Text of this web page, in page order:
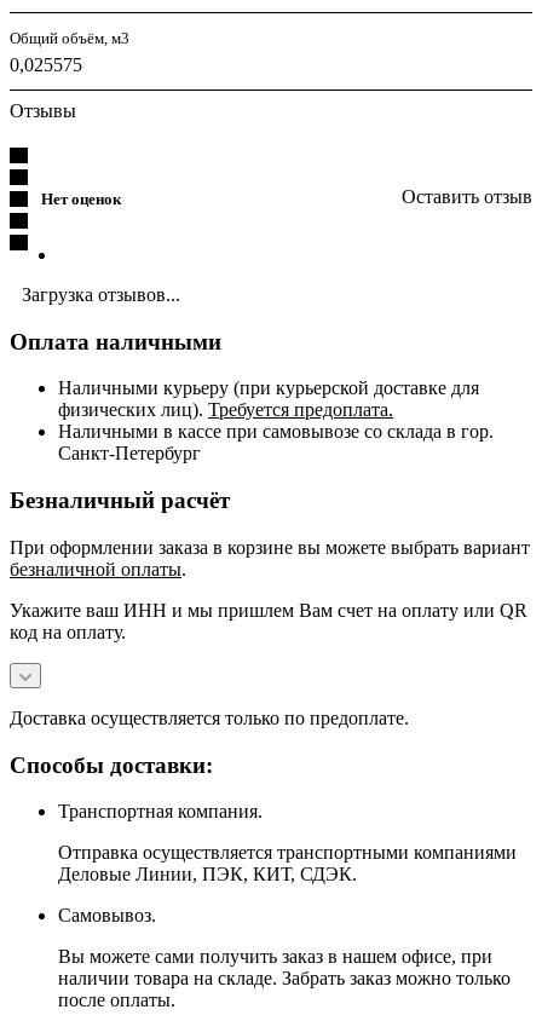
Общий объём, м3
0,025575
Отзывы
Нет оценок Оставить отзыв
Загрузка отзывов...
Оплата наличными
Наличными курьеру (при курьерской доставке для
физических лиц). Требуется предоплата.
Наличными в кассе при самовывозе со склада в гор.
Санкт-Петербург
Безналичный расчёт
При оформлении заказа в корзине вы можете выбрать вариант
безналичной оплаты.
Укажите ваш ИНН и мы пришлем Вам счет на оплату или QR
код на оплату.
Доставка осуществляется только по предоплате.
Способы доставки:
Транспортная компания.
Отправка осуществляется транспортными компаниями
Деловые Линии, ПЭК, КИТ, СДЭК.
Самовывоз.
Вы можете сами получить заказ в нашем офисе, при
наличии товара на складе. Забрать заказ можно только
после оплаты.